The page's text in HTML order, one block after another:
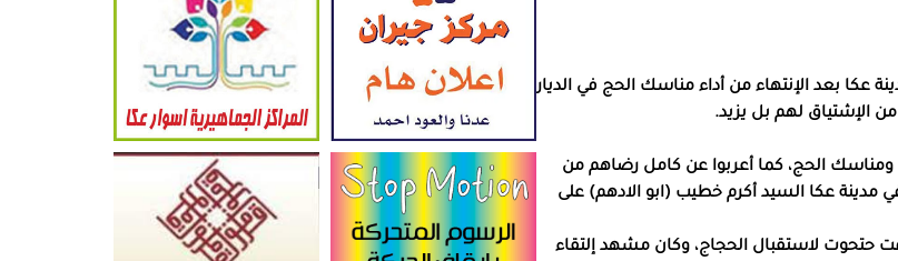
عكا بعد الإنتهاء من أداء مناسك الحج في الديار
الإشتياق لهم بل يزيد.
ومناسك الحج، كما أعربوا عن كامل رضاهم من
عكا السيد أكرم خطيب (ابو الادهم) على
حتحوت لاستقبال الحجاج، وكان مشهد إلتقاء